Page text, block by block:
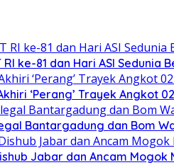
ke-81 dan Hari ASI Sedunia
‘Perang’ Trayek Angkot
Bantargadung dan Bom
Jabar dan Ancam Mogok